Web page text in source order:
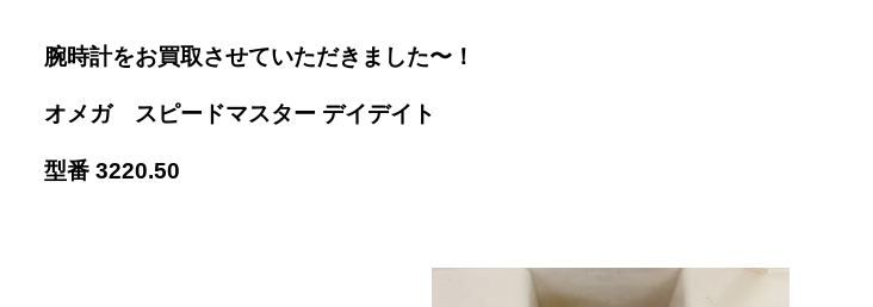
腕時計をお買取させていただきました〜！
オメガ スピードマスター デイデイト
型番 3220.50